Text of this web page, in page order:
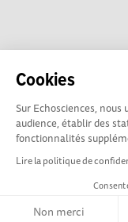
Cookies
Sur Echosciences,
audience, établir des
fonctionnalités
Lire la politique de
Non merci
Echosciences Sud
académique pour la
Alpes-Côte d'Azur.
vous parGulliver
Mentions légales|
Ligne éditoriale